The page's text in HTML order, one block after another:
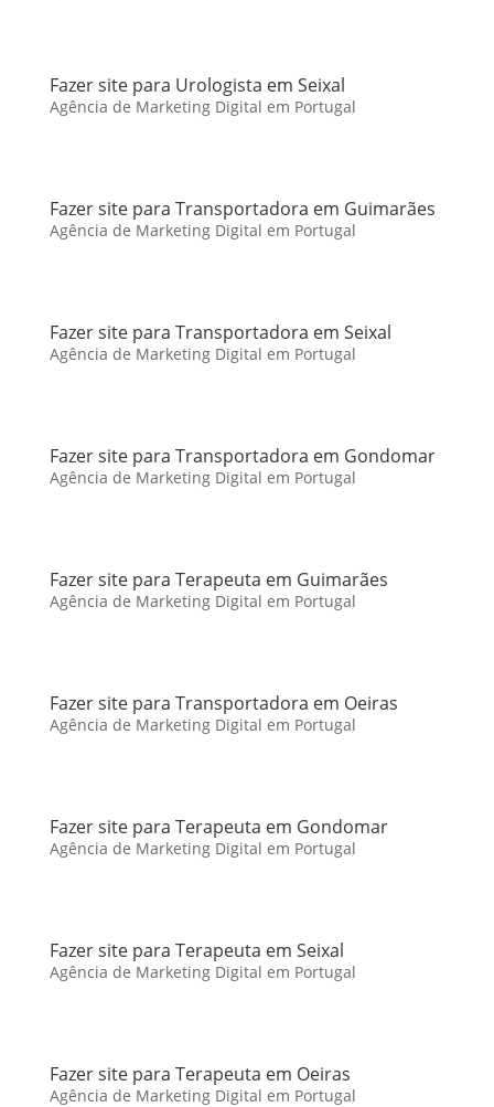
Fazer site para Urologista em Seixal
Agência de Marketing Digital em Portugal
Fazer site para Transportadora em Guimarães
Agência de Marketing Digital em Portugal
Fazer site para Transportadora em Seixal
Agência de Marketing Digital em Portugal
Fazer site para Transportadora em Gondomar
Agência de Marketing Digital em Portugal
Fazer site para Terapeuta em Guimarães
Agência de Marketing Digital em Portugal
Fazer site para Transportadora em Oeiras
Agência de Marketing Digital em Portugal
Fazer site para Terapeuta em Gondomar
Agência de Marketing Digital em Portugal
Fazer site para Terapeuta em Seixal
Agência de Marketing Digital em Portugal
Fazer site para Terapeuta em Oeiras
Agência de Marketing Digital em Portugal